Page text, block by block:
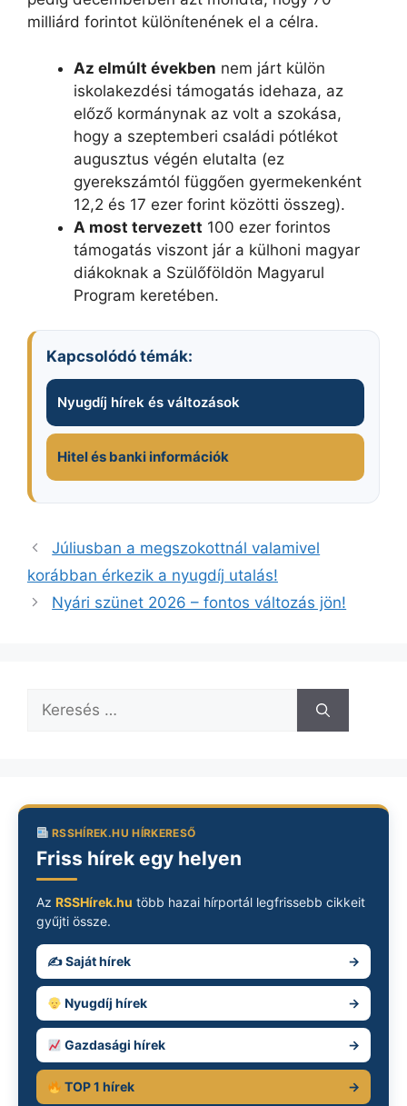
milliárd forintot különítenének el a célra.
Az elmúlt években nem járt külön
iskolakezdési támogatás idehaza, az
előző kormánynak az volt a szokása,
hogy a szeptemberi családi pótlékot
augusztus végén elutalta (ez
gyerekszámtól függően gyermekenként
12,2 és 17 ezer forint közötti összeg).
A most tervezett 100 ezer forintos
támogatás viszont jár a külhoni magyar
diákoknak a Szülőföldön Magyarul
Program keretében.
Kapcsolódó témák:
Nyugdíj hírek és változások
Hitel és banki információk
Júliusban a megszokottnál valamivel
korábban érkezik a nyugdíj utalás!
Nyári szünet 2026 – fontos változás jön!
Keresés:
RSSHÍREK.HU HÍRKERESŐ
Friss hírek egy helyen
Az RSSHírek.hu több hazai hírportál legfrissebb cikkeit
gyűjti össze.
✍️ Saját hírek →
Nyugdíj hírek →
Gazdasági hírek →
TOP 1 hírek →